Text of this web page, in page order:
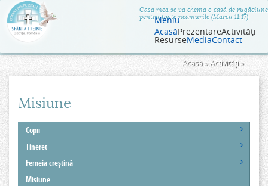
Jump to navigationCasa mea se va chema o casă de rugăciune
pentru toate neamurile (Marcu 11:17)
Meniu
AcasăPrezentareActivităţi
ResurseMediaContact
Eşti
aici
Acasă » Activităţi»
Misiune
Copii
Tineret
Femeia creştină
Misiune